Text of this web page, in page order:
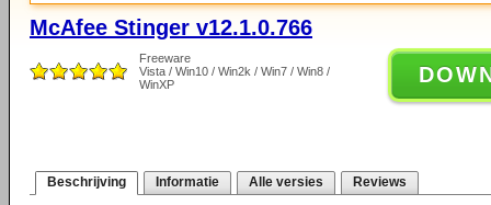
McAfee Stinger v12.1.0.766
Freeware
Vista / Win10 / Win2k / Win7 / Win8 /
WinXP
Beschrijving Informatie Alle versies Reviews